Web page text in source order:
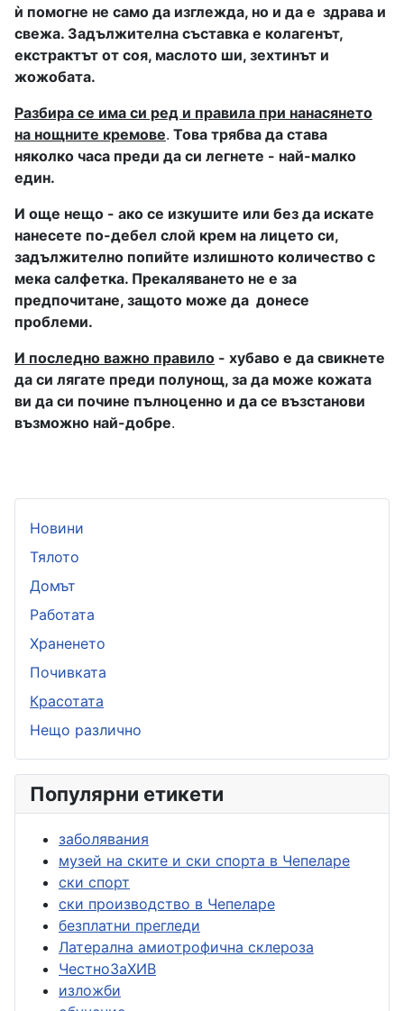
ѝ помогне не само да изглежда, но и да е здрава и
свежа. Задължителна съставка е колагенът,
екстрактът от соя, маслото ши, зехтинът и
жожобата.
Разбира се има си ред и правила при нанасянето
на нощните кремове. Това трябва да става
няколко часа преди да си легнете - най-малко
един.
И още нещо - ако се изкушите или без да искате
нанесете по-дебел слой крем на лицето си,
задължително попийте излишното количество с
мека салфетка. Прекаляването не е за
предпочитане, защото може да донесе
проблеми.
И последно важно правило - хубаво е да свикнете
да си лягате преди полунощ, за да може кожата
ви да си почине пълноценно и да се възстанови
възможно най-добре.
Новини
Тялото
Домът
Работата
Храненето
Почивката
Красотата
Нещо различно
Популярни етикети
заболявания
музей на ските и ски спорта в Чепеларе
ски спорт
ски производство в Чепеларе
безплатни прегледи
Латерална амиотрофична склероза
ЧестноЗаХИВ
изложби